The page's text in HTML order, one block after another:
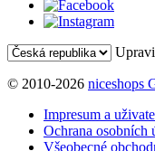
© 2010-2026 niceshops
Impresum a
Ochrana osobních
Všeobecné